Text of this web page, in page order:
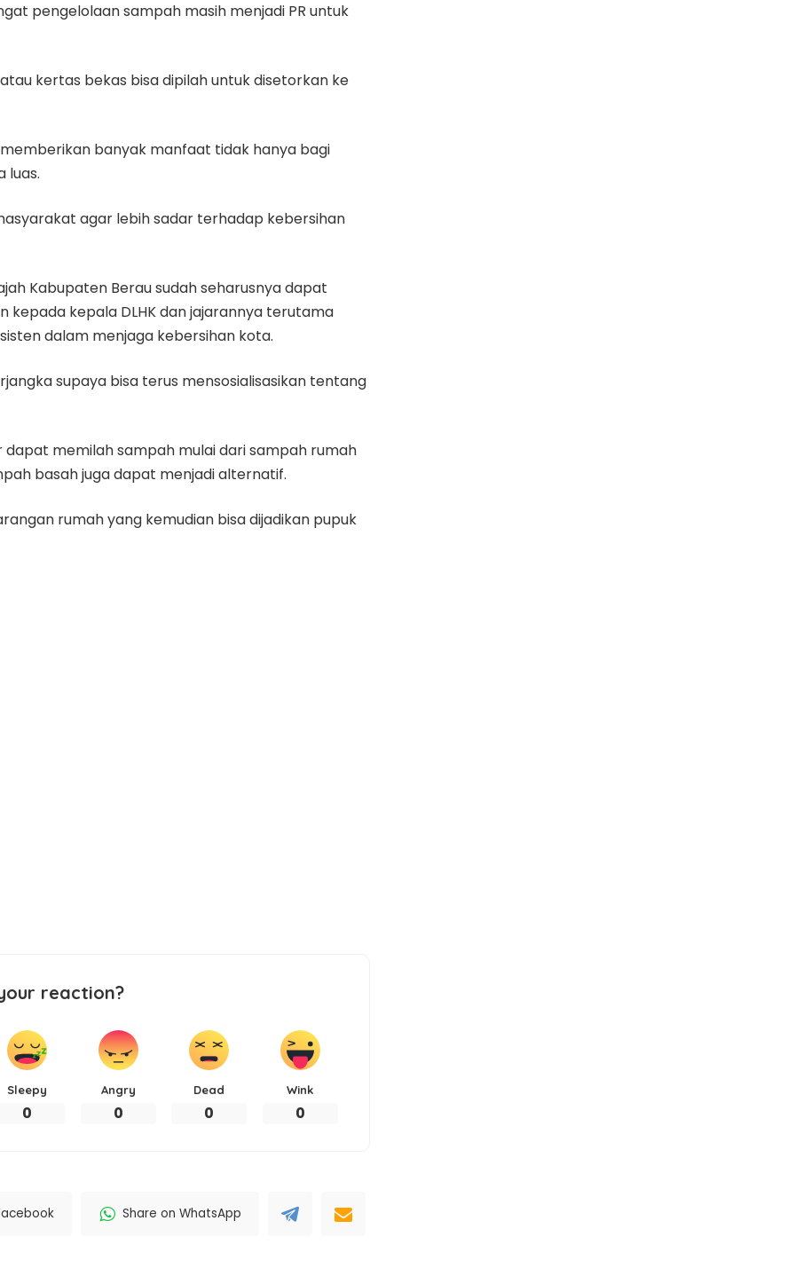
pengelolaan sampah masih menjadi PR untuk
kertas bekas bisa dipilah untuk disetorkan ke
banyak manfaat tidak hanya bagi
luas.
agar lebih sadar terhadap kebersihan
Kabupaten Berau sudah seharusnya dapat
kepada kepala DLHK dan jajarannya terutama
dalam menjaga kebersihan kota.
supaya bisa terus mensosialisasikan tentang
memilah sampah mulai dari sampah rumah
basah juga dapat menjadi alternatif.
rumah yang kemudian bisa dijadikan pupuk
reaction?
Sleepy
0
Angry
0
Dead
0
Wink
0
Share on WhatsApp